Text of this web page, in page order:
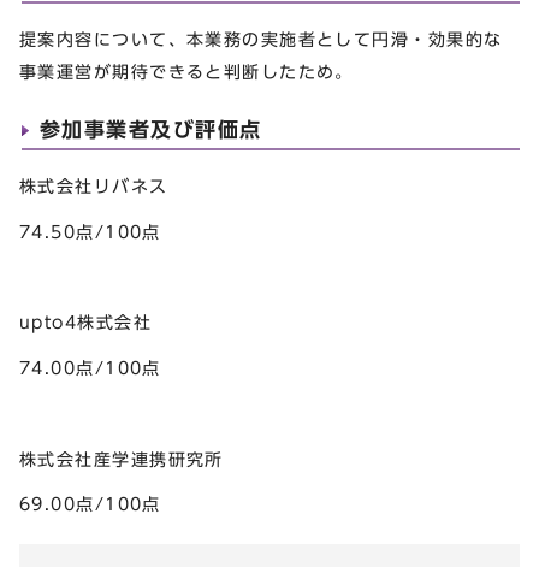
提案内容について、本業務の実施者として円滑・効果的な
事業運営が期待できると判断したため。
参加事業者及び評価点
株式会社リバネス
74.50点/100点
upto4株式会社
74.00点/100点
株式会社産学連携研究所
69.00点/100点